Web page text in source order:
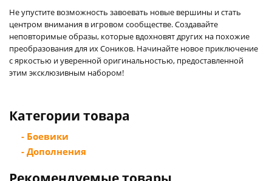
Не упустите возможность завоевать новые вершины и стать
центром внимания в игровом сообществе. Создавайте
неповторимые образы, которые вдохновят других на похожие
преобразования для их Соников. Начинайте новое приключение
с яркостью и уверенной оригинальностью, предоставленной
этим эксклюзивным набором!
Категории товара
- Боевики
- Дополнения